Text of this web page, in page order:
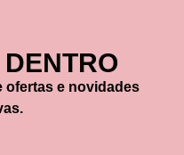
ofertas e novidades